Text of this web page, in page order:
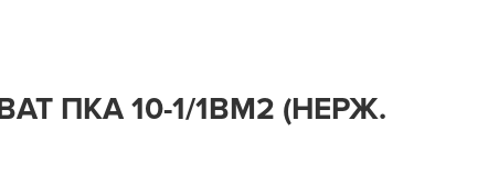
ПКА 10-1/1ВМ2 (НЕРЖ.